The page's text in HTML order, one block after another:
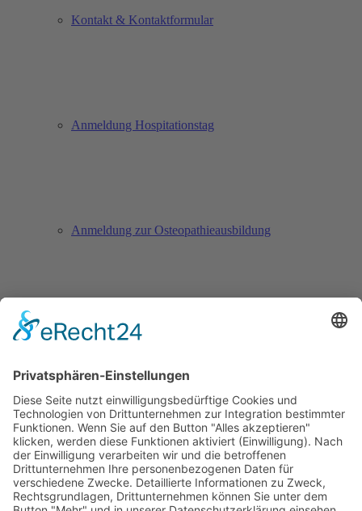
Kontakt & Kontaktformular
Anmeldung Hospitationstag
Anmeldung zur Osteopathieausbildung
Anmeldung zur Säuglingssprechstunde
Downloads